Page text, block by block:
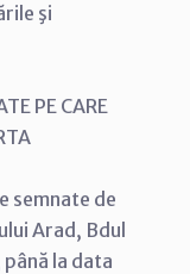
şi
PE CARE
semnate de
Arad, Bdul
la data